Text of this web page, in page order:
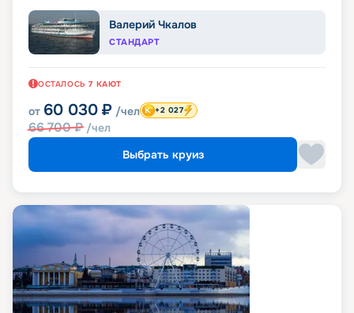
Валерий Чкалов
СТАНДАРТ
ОСТАЛОСЬ 7 КАЮТ
от 60 030 ₽ /чел
66 700₽ /чел
+2 027
Выбрать круиз